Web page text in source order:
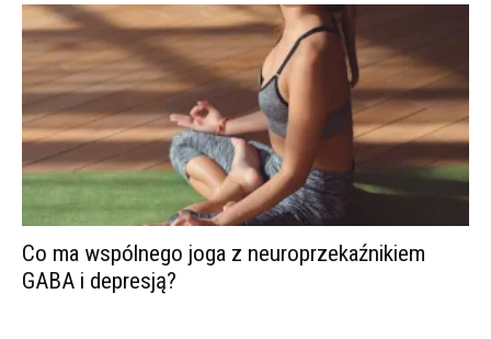
Co ma wspólnego joga z neuroprzekaźnikiem
GABA i depresją?